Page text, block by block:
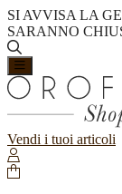
SI AVVISA LA
SARANNO
Vendi i tuoi articoli